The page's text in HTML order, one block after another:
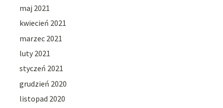
maj 2021
kwiecień 2021
marzec 2021
luty 2021
styczeń 2021
grudzień 2020
listopad 2020